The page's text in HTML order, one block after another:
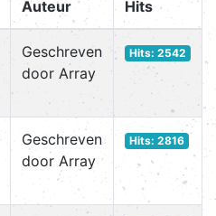
Auteur Hits
Geschreven
door Array
Hits: 2542
Geschreven
door Array
Hits: 2816